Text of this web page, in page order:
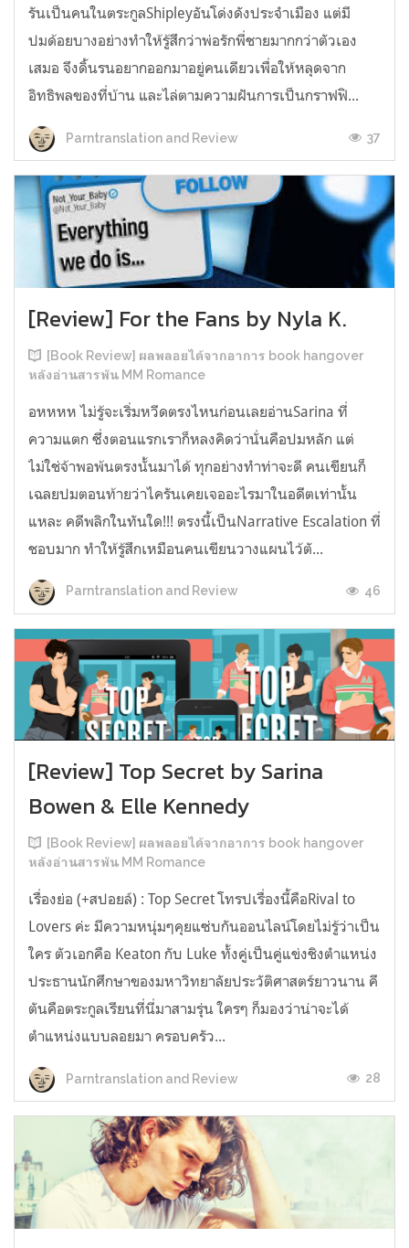
รันเป็นคนในตระกูลShipleyอันโด่งดังประจำเมือง แต่มี
ปมด้อยบางอย่างทำให้รู้สึกว่าพ่อรักพี่ชายมากกว่าตัวเอง
เสมอ จึงดิ้นรนอยากออกมาอยู่คนเดียวเพื่อให้หลุดจาก
อิทธิพลของที่บ้าน และไล่ตามความฝันการเป็นกราฟฟิ...
Parntranslation and Review 37
[Review] For the Fans by Nyla K.
[Book Review] ผลพลอยได้จากอาการ book hangover
หลังอ่านสารพัน MM Romance
อหหหห ไม่รู้จะเริ่มหวีดตรงไหนก่อนเลยอ่านSarina ที่
ความแตก ซึ่งตอนแรกเราก็หลงคิดว่านั่นคือปมหลัก แต่
ไม่ใช่จ้าพอพ้นตรงนั้นมาได้ ทุกอย่างทำท่าจะดี คนเขียนก็
เฉลยปมตอนท้ายว่าไครันเคยเจออะไรมาในอดีตเท่านั้น
แหละ คดีพลิกในทันใด!!! ตรงนี้เป็นNarrative Escalation ที่
ชอบมาก ทำให้รู้สึกเหมือนคนเขียนวางแผนไว้ตั...
Parntranslation and Review 46
[Review] Top Secret by Sarina
Bowen & Elle Kennedy
[Book Review] ผลพลอยได้จากอาการ book hangover
หลังอ่านสารพัน MM Romance
เรื่องย่อ (+สปอยล์) : Top Secret โทรปเรื่องนี้คือRival to
Lovers ค่ะ มีความหนุ่มๆคุยแซ่บกันออนไลน์โดยไม่รู้ว่าเป็น
ใคร ตัวเอกคือ Keaton กับ Luke ทั้งคู่เป็นคู่แข่งชิงตำแหน่ง
ประธานนักศึกษาของมหาวิทยาลัยประวัติศาสตร์ยาวนาน คี
ตันคือตระกูลเรียนที่นี่มาสามรุ่น ใครๆ ก็มองว่าน่าจะได้
ตำแหน่งแบบลอยมา ครอบครัว...
Parntranslation and Review 28